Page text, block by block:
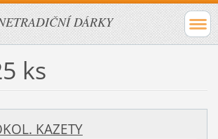
DÁRKY
ks
KAZETY